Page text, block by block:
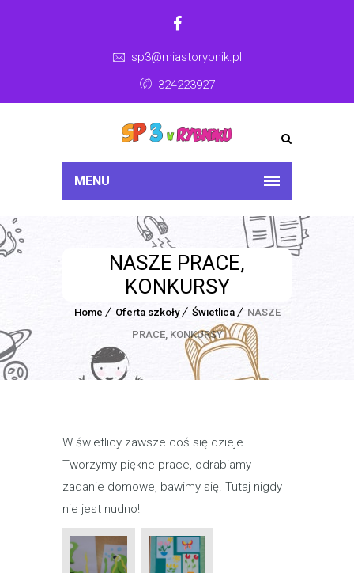
sp3@miastorybnik.pl
324223927
MENU
NASZE PRACE,
KONKURSY
Home Oferta szkoły Świetlica
NASZE
PRACE, KONKURSY
W świetlicy zawsze coś się dzieje.
Tworzymy piękne prace, odrabiamy
zadanie domowe, bawimy się. Tutaj nigdy
nie jest nudno!